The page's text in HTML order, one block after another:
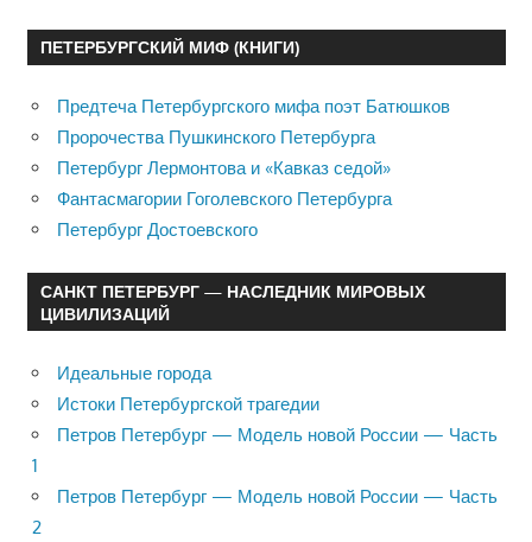
ПЕТЕРБУРГСКИЙ МИФ (КНИГИ)
Предтеча Петербургского мифа поэт Батюшков
Пророчества Пушкинского Петербурга
Петербург Лермонтова и «Кавказ седой»
Фантасмагории Гоголевского Петербурга
Петербург Достоевского
САНКТ ПЕТЕРБУРГ — НАСЛЕДНИК МИРОВЫХ
ЦИВИЛИЗАЦИЙ
Идеальные города
Истоки Петербургской трагедии
Петров Петербург — Модель новой России — Часть
1
Петров Петербург — Модель новой России — Часть
2